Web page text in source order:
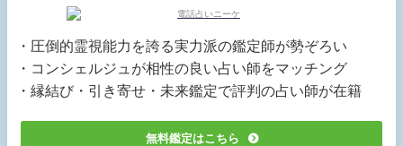
・圧倒的霊視能力を誇る実力派の鑑定師が勢ぞろい
・コンシェルジュが相性の良い占い師をマッチング
・縁結び・引き寄せ・未来鑑定で評判の占い師が在籍
無料鑑定はこちら